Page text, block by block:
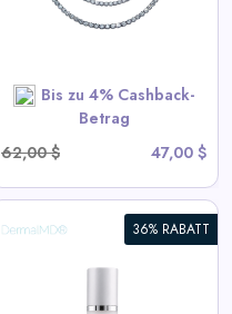
Bis zu 4% Cashback-
Betrag
62,00 $
47,00 $
36% RABATT